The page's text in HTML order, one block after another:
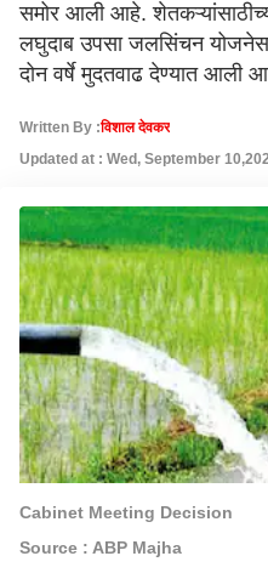
समोर आली आहे.
लघुदाब उपसा जलसिंचन
दोन वर्षे मुदतवाढ देण्यात आली
Written By :विशाल देवकर
Updated at : Wed, September
Cabinet Meeting Decision
Source : ABP Majha